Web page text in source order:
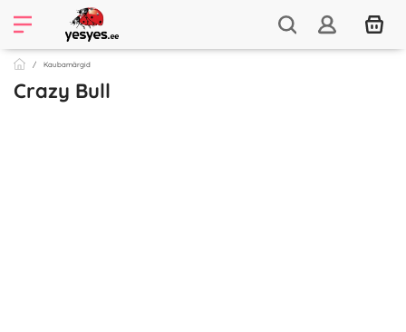
Kaubamärgid
Crazy Bull